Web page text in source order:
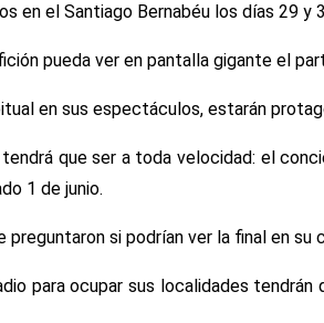
el Santiago Bernabéu los días 29 y
pueda ver en pantalla gigante el
en sus espectáculos, estarán
que ser a toda velocidad: el
1 de junio.
si podrían ver la final en su
para ocupar sus localidades